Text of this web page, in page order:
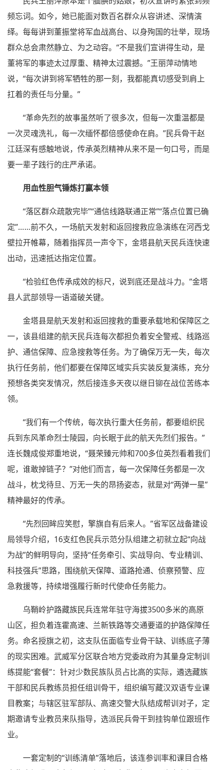
频忘词。如今，她已能面对数百名群众从容讲述、深情演
绎。每每讲到董振堂将军血战高台、以身殉国的壮举，现场
群众总会肃然静立、为之动容。“不是我们宣讲得生动，是
董将军的事迹太过厚重、精神太过震撼。”王丽萍动情地
说，“每次讲到将军牺牲的那一刻，我都能真切感受到肩上
扛着的责任与分量。”
“革命先烈的故事虽然听了很多次，但每一次重温都是
一次灵魂洗礼，每一次缅怀都倍感使命在肩。”民兵骨干赵
江廷深有感触地说，传承英烈精神从来不是一句口号，而是
要一辈子践行的庄严承诺。
用血性胆气锤炼打赢本领
“落区群众疏散完毕”“通信线路联通正常”“落点位置已确
定”……前不久，一场航天发射和返回搜救应急演练在河西戈
壁拉开帷幕，随着指挥员一声令下，金塔县航天民兵连快速
出动，迅速抵达指定位置。
“检验红色传承成效的标尺，说到底还是战斗力。”金塔
县人武部领导一语道破关键。
金塔县是航天发射和返回搜救的重要承载地和保障区之
一，该县组建的航天民兵连每次都担负着安全警戒、线路巡
护、通信保障、应急搜救等任务。为了确保万无一失，每次
执行任务前，他们都要在保障区域实兵实装反复演练，充分
预想各类突发情况，然后接连多天夜以继日铆在战位苦练本
领。
“我们有一个传统，每次执行重大任务前，都要组织民
兵到东风革命烈士陵园，向长眠于此的航天先烈们报告。”
连长魏成俊郑重地说，“聂荣臻元帅和700多位英烈看着我们
呢，谁敢掉链子？”对他们而言，每一次保障任务都是一次
战斗，枕戈待旦、万无一失的昂扬姿态，就是对“两弹一星”
精神最好的传承。
“先烈回眸应笑慰，擎旗自有后来人。”省军区战备建设
局领导介绍，16支红色民兵示范分队组建之初就立起“向战
为战”的鲜明导向，坚持“任务牵引、实战导向、专业精训、
科技强兵”思路，围绕航天保障、道路抢通、侦察预警、应
急救援等，持续增强履行新时代使命任务能力。
乌鞘岭护路藏族民兵连常年驻守海拔3500多米的高原
山区，担负着连霍高速、兰新铁路等交通要道的护路保障任
务。命名授旗之初，这支队伍面临专业骨干缺、训练底子薄
的现实困难。武威军分区联合地方党委政府为其量身定制训
练提能“套餐”：针对少数民族队员占比高的实际，遴选藏族
干部和民兵教练员担任组训骨干，组织编写藏汉双语专业课
目教案；与辖区驻军部队、高速交警大队结成帮训对子，定
期邀请专业教员来队指导，选派民兵骨干到挂钩单位跟班作
业。
一套定制的“训练清单”落地后，该连参训率和课目合格